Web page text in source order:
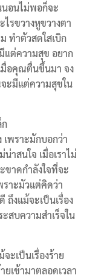
นอนไม่พอก็จะ
รขวางหูขวางตา
ทำตัวสดใสเบิก
แต่ความสุข อยาก
อคุณตื่นขึ้นมา จง
ะมีแต่ความสุขใน
พราะมักบอกว่า
น่าสนใจ เมื่อเราไม่
าดกำลังใจที่จะ
าะมัวแต่คิดว่า
ถึงแม้จะเป็นเรื่อง
สบความสำเร็จใน
ะเป็นเรื่องร้าย
ยเข้ามาตลอดเวลา